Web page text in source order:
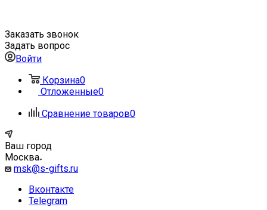
Заказать звонок
Задать вопрос
Войти
Корзина0
Отложенные0
Сравнение товаров0
Ваш город
Москва
msk@s-gifts.ru
Вконтакте
Telegram